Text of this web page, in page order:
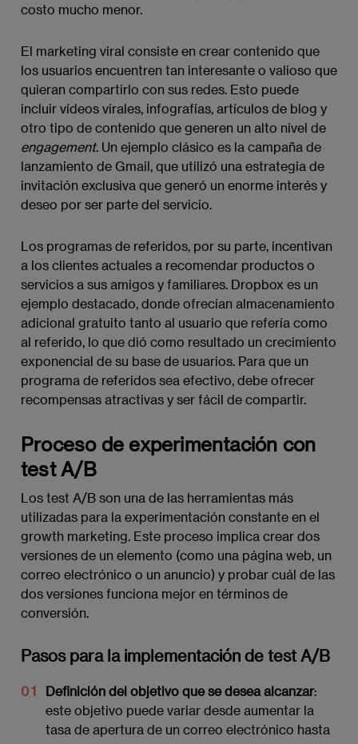
costo mucho menor.
El marketing viral consiste en crear contenido que
los usuarios encuentren tan interesante o valioso que
quieran compartirlo con sus redes. Esto puede
incluir vídeos virales, infografías, artículos de blog y
otro tipo de contenido que generen un alto nivel de
engagement. Un ejemplo clásico es la campaña de
lanzamiento de Gmail, que utilizó una estrategia de
invitación exclusiva que generó un enorme interés y
deseo por ser parte del servicio.
Los programas de referidos, por su parte, incentivan
a los clientes actuales a recomendar productos o
servicios a sus amigos y familiares. Dropbox es un
ejemplo destacado, donde ofrecían almacenamiento
adicional gratuito tanto al usuario que refería como
al referido, lo que dió como resultado un crecimiento
exponencial de su base de usuarios. Para que un
programa de referidos sea efectivo, debe ofrecer
recompensas atractivas y ser fácil de compartir.
Proceso de experimentación con
test A/B
Los test A/B son una de las herramientas más
utilizadas para la experimentación constante en el
growth marketing. Este proceso implica crear dos
versiones de un elemento (como una página web, un
correo electrónico o un anuncio) y probar cuál de las
dos versiones funciona mejor en términos de
conversión.
Pasos para la implementación de test A/B
Definición del objetivo que se desea alcanzar:
este objetivo puede variar desde aumentar la
tasa de apertura de un correo electrónico hasta